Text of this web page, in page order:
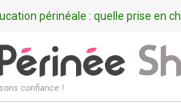
périnéale : quelle prise en
confiance !